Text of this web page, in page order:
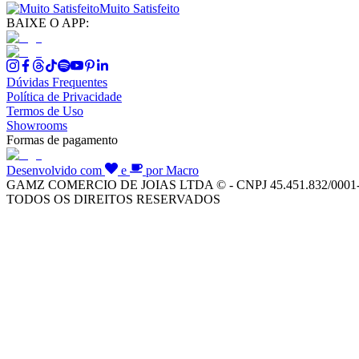
Muito Satisfeito
BAIXE O APP:
Dúvidas Frequentes
Política de Privacidade
Termos de Uso
Showrooms
Formas de pagamento
Desenvolvido com e
por Macro
GAMZ COMERCIO DE JOIAS LTDA © - CNPJ 45.451.832/
TODOS OS DIREITOS RESERVADOS